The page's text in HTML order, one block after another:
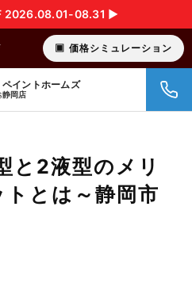
2026.08.01-08.31 ▶︎
価格シミュレーション
ペイントホームズ
静岡店
と2液型のメリ
とは～静岡市